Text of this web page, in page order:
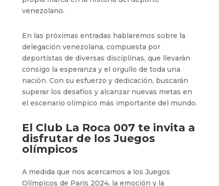
venezolano.
En las próximas entradas hablaremos sobre la
delegación venezolana, compuesta por
deportistas de diversas disciplinas, que llevarán
consigo la esperanza y el orgullo de toda una
nación. Con su esfuerzo y dedicación, buscarán
superar los desafíos y alcanzar nuevas metas en
el escenario olímpico más importante del mundo.
El Club La Roca 007 te invita a
disfrutar de los Juegos
olímpicos
A medida que nos acercamos a los Juegos
Olímpicos de París 2024, la emoción y la